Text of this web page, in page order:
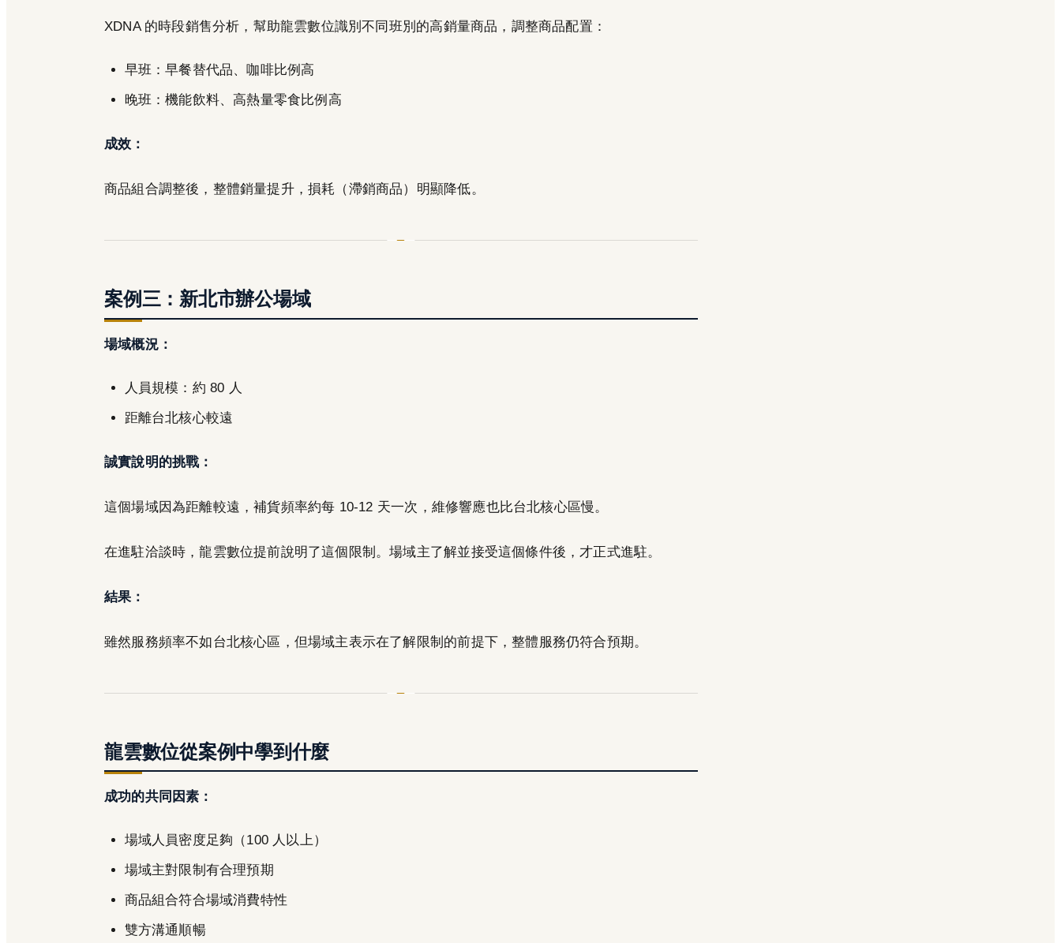
XDNA 的時段銷售分析，幫助龍雲數位識別不同班別的高銷量商品，調整商品配置：
早班：早餐替代品、咖啡比例高
晚班：機能飲料、高熱量零食比例高
成效：
商品組合調整後，整體銷量提升，損耗（滯銷商品）明顯降低。
案例三：新北市辦公場域
場域概況：
人員規模：約 80 人
距離台北核心較遠
誠實說明的挑戰：
這個場域因為距離較遠，補貨頻率約每 10-12 天一次，維修響應也比台北核心區慢。
在進駐洽談時，龍雲數位提前說明了這個限制。場域主了解並接受這個條件後，才正式進駐。
結果：
雖然服務頻率不如台北核心區，但場域主表示在了解限制的前提下，整體服務仍符合預期。
龍雲數位從案例中學到什麼
成功的共同因素：
場域人員密度足夠（100 人以上）
場域主對限制有合理預期
商品組合符合場域消費特性
雙方溝通順暢